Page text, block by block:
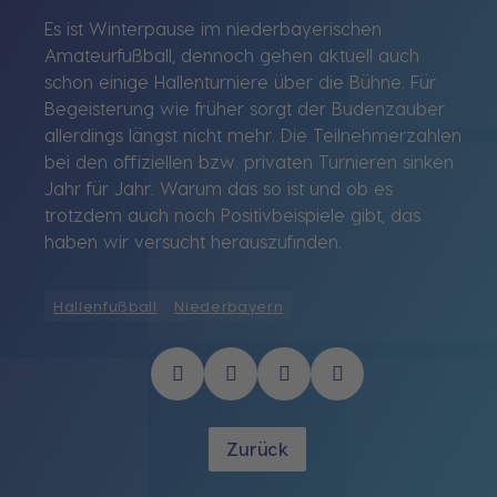
Es ist Winterpause im niederbayerischen
Amateurfußball, dennoch gehen aktuell auch
schon einige Hallenturniere über die Bühne. Für
Begeisterung wie früher sorgt der Budenzauber
allerdings längst nicht mehr. Die Teilnehmerzahlen
bei den offiziellen bzw. privaten Turnieren sinken
Jahr für Jahr. Warum das so ist und ob es
trotzdem auch noch Positivbeispiele gibt, das
haben wir versucht herauszufinden.
Hallenfußball Niederbayern
Zurück